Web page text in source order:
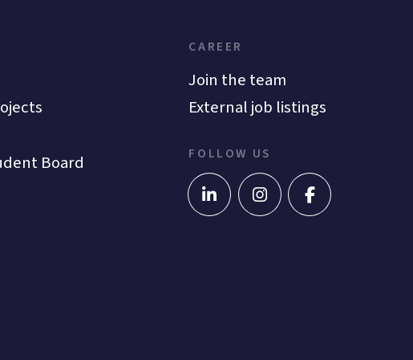
Board
CAREER
Join the team
External job listings
FOLLOW US